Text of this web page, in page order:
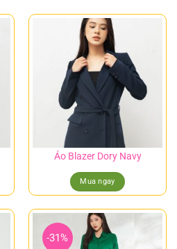
Áo Blazer Dory Navy
Mua ngay
-31%